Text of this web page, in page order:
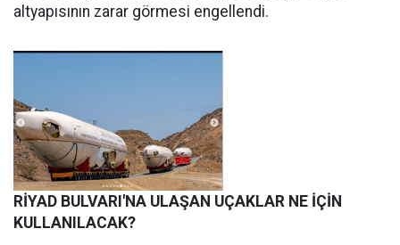
altyapısının zarar görmesi engellendi.
RİYAD BULVARI'NA ULAŞAN UÇAKLAR NE İÇİN
KULLANILACAK?